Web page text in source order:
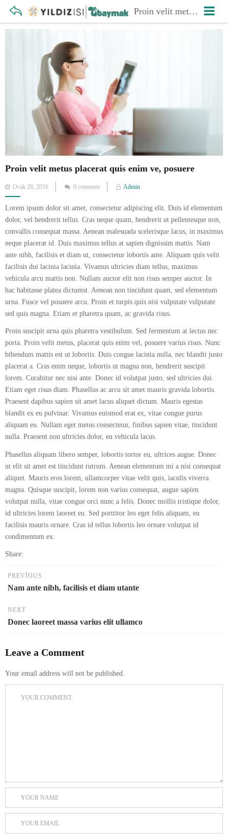
Proin velit metus placerat quis enim ve, posuere
Proin velit metus placerat quis enim ve, posuere
Posted
on
Ocak 28, 2016 0 comment Admin
Lorem ipsum dolor sit amet, consectetur adipiscing elit. Duis id elementum
dolor, vel hendrerit tellus. Cras neque quam, hendrerit ut pellentesque non,
convallis consequat massa. Aenean malesuada scelerisque lacus, in maximus
neque placerat id. Duis maximus tellus at sapien dignissim mattis. Nam
ante nibh, facilisis et diam ut, consectetur lobortis ante. Aliquam quis velit
facilisis dui lacinia lacinia. Vivamus ultricies diam tellus, maximus
vehicula arcu mattis non. Nullam auctor elit non risus semper auctor. In
hac habitasse platea dictumst. Aenean non tincidunt quam, sed elementum
urna. Fusce vel posuere arcu. Proin et turpis quis nisi vulputate vulputate
sed quis magna. Etiam et pharetra quam, ac gravida risus.
Proin suscipit urna quis pharetra vestibulum. Sed fermentum at lectus nec
porta. Proin velit metus, placerat quis enim vel, posuere varius risus. Nunc
bibendum mattis est ut lobortis. Duis congue lacinia nulla, nec blandit justo
placerat a. Cras enim neque, lobortis ut magna non, hendrerit suscipit
lorem. Curabitur nec nisi ante. Donec id volutpat justo, sed ultricies dui.
Etiam eget risus diam. Phasellus ac arcu sit amet mauris gravida lobortis.
Praesent dapibus sapien sit amet lacus aliquet dictum. Mauris egestas
blandit ex eu pulvinar. Vivamus euismod erat ex, vitae congue purus
aliquam eu. Nullam eget metus consectetur, finibus sapien vitae, tincidunt
nulla. Praesent non ultricies dolor, eu vehicula lacus.
Phasellus aliquam libero semper, lobortis tortor eu, ultrices augue. Donec
ut elit sit amet est tincidunt rutrum. Aenean elementum mi a nisi consequat
aliquet. Mauris eros lorem, ullamcorper vitae velit quis, iaculis viverra
magna. Quisque suscipit, lorem non varius consequat, augue sapien
volutpat nulla, vitae congue orci nunc a felis. Donec mollis tristique dolor,
id ultricies lorem laoreet eu. Sed porttitor leo eget felis aliquam, eu
facilisis mauris ornare. Cras id tellus lobortis leo ornare volutpat id
condimentum ex.
Share:
PREVIOUS
Nam ante nibh, facilisis et diam utante
NEXT
Donec laoreet massa varius elit ullamco
Leave a Comment
Your email address will not be published.